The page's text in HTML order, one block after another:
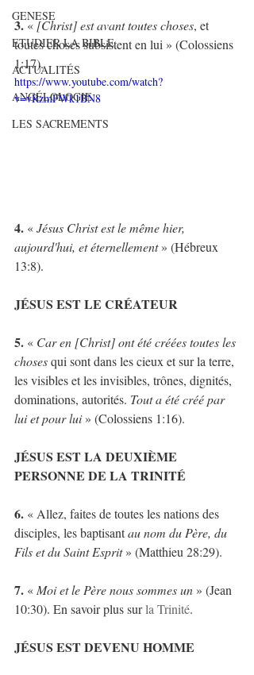
GENESE
ETUDIER LA BIBLE
ACTUALITÉS
ANGÉLOLOGIE
LES SACREMENTS
3. « [Christ] est avant toutes choses, et
toutes choses subsistent en lui » (Colossiens
1:17).
https://www.youtube.com/watch?
v=vRzmFWk1BN8
4. « Jésus Christ est le même hier,
aujourd'hui, et éternellement » (Hébreux
13:8).
JÉSUS EST LE CRÉATEUR
5. « Car en [Christ] ont été créées toutes les
choses qui sont dans les cieux et sur la terre,
les visibles et les invisibles, trônes, dignités,
dominations, autorités. Tout a été créé par
lui et pour lui » (Colossiens 1:16).
JÉSUS EST LA DEUXIÈME
PERSONNE DE LA TRINITÉ
6. « Allez, faites de toutes les nations des
disciples, les baptisant au nom du Père, du
Fils et du Saint Esprit » (Matthieu 28:29).
7. « Moi et le Père nous sommes un » (Jean
10:30). En savoir plus sur la Trinité.
JÉSUS EST DEVENU HOMME